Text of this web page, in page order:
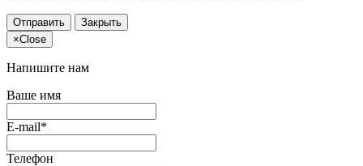
Отправить
Закрыть
×Close
Напишите нам
Ваше имя
E-mail*
Телефон